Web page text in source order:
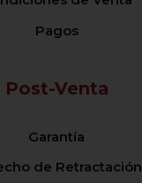
Pagos
Post-Venta
Garantía
de Retractación